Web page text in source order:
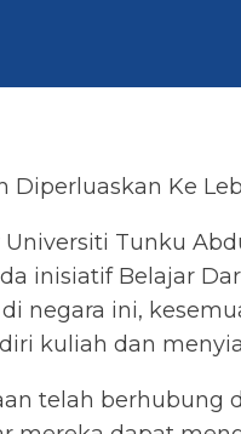
Diperluaskan Ke
Tunku
inisiatif Belajar
negara ini,
kuliah dan
telah berhubung